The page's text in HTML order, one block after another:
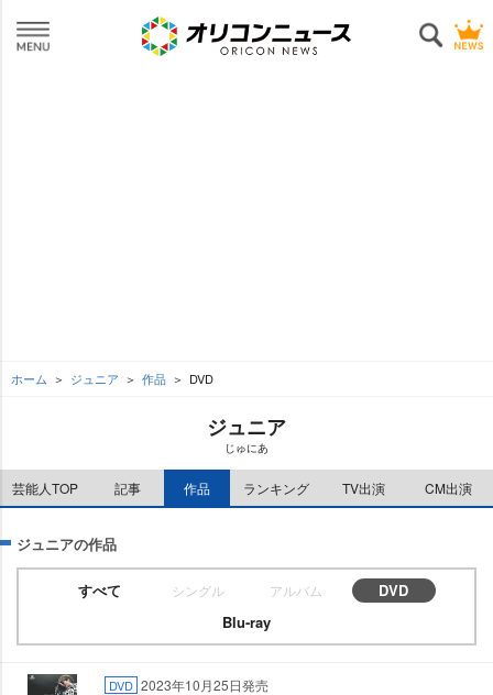
ホーム ジュニア 作品 DVD
ジュニア
じゅにあ
芸能人TOP 記事 作品 ランキング TV出演 CM出演
ジュニアの作品
すべて シングル アルバム
DVD
Blu-ray
DVD 2023年10月25日発売